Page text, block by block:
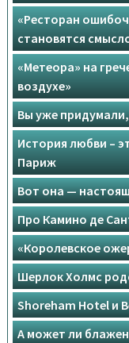
«Ресторан
становятся
«Метеора» на
воздухе»
Вы уже
История любви –
Париж
Вот она —
Про Камино де
«Королевское
Шерлок Холмс
Shoreham Hotel и
А может ли